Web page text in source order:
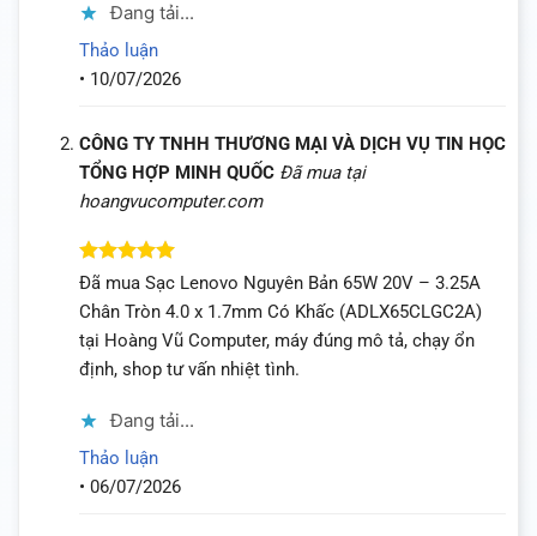
Đang tải...
Thảo luận
• 10/07/2026
CÔNG TY TNHH THƯƠNG MẠI VÀ DỊCH VỤ TIN HỌC
TỔNG HỢP MINH QUỐC Đã mua tại
hoangvucomputer.com
Được xếp
sao
Đã mua Sạc Lenovo Nguyên Bản 65W 20V – 3.25A
Chân Tròn 4.0 x 1.7mm Có Khấc (ADLX65CLGC2A)
tại Hoàng Vũ Computer, máy đúng mô tả, chạy ổn
định, shop tư vấn nhiệt tình.
Đang tải...
Thảo luận
• 06/07/2026